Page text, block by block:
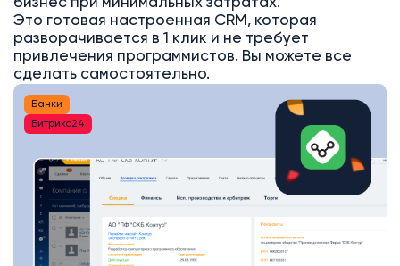
бизнес при минимальных затратах.
Это готовая настроенная CRM, которая
разворачивается в 1 клик и не требует
привлечения программистов. Вы можете все
сделать самостоятельно.
Банки
Битрикс24